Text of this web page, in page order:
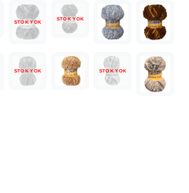
STOK YOK
STOK YOK
STOK YOK STOK YOK
İpliği 5560 adet